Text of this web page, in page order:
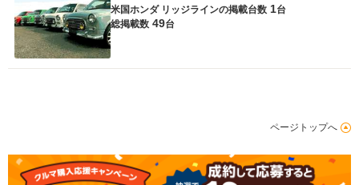
米国ホンダ リッジラインの掲載台数 1台
総掲載数 49台
ページトップへ